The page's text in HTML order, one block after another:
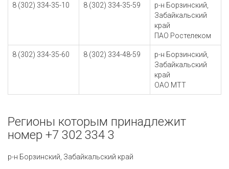
8 (302) 334-35-10 8 (302) 334-35-59
р-н Борзинский,
Забайкальский
край
ПАО Ростелеком
8 (302) 334-35-60 8 (302) 334-48-59
р-н Борзинский,
Забайкальский
край
ОАО МТТ
Регионы которым принадлежит
номер +7 302 334 3
р-н Борзинский, Забайкальский край